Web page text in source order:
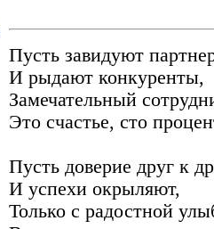
Пусть завидуют
И рыдают конкуренты,
Замечательный
Это счастье, сто
Пусть доверие друг к
И успехи окрыляют,
Только с радостной